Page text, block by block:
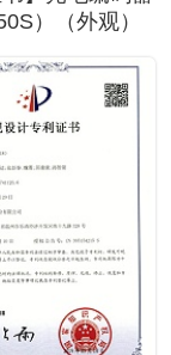
）（外观）